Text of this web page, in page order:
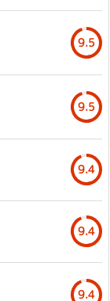
9.5
9.5
9.4
9.4
9.4